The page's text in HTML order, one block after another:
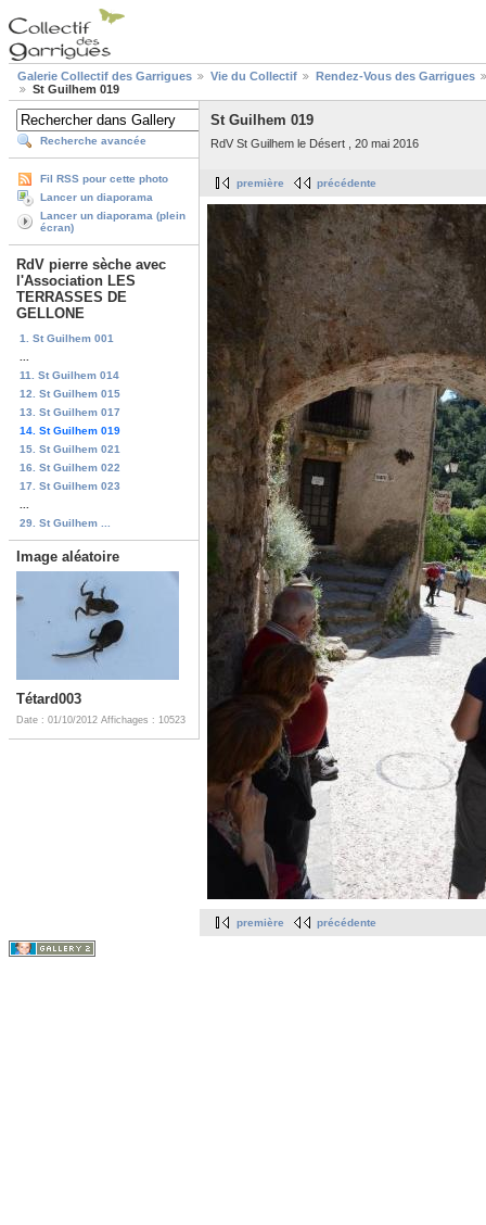
Galerie Collectif des Garrigues Vie du Collectif
Rendez-Vous des Garrigues
St Guilhem 019
Recherche avancée
Fil RSS pour cette photo
Lancer un diaporama
Lancer un diaporama (plein
écran)
RdV pierre sèche avec
l'Association LES
TERRASSES DE
GELLONE
1. St Guilhem 001
11. St Guilhem 014
12. St Guilhem 015
13. St Guilhem 017
14. St Guilhem 019
15. St Guilhem 021
16. St Guilhem 022
17. St Guilhem 023
29. St Guilhem ...
Image aléatoire
Tétard003
Date : 01/10/2012 Affichages : 10523
St Guilhem 019
RdV St Guilhem le Désert , 20 mai 2016
première précédente
première précédente